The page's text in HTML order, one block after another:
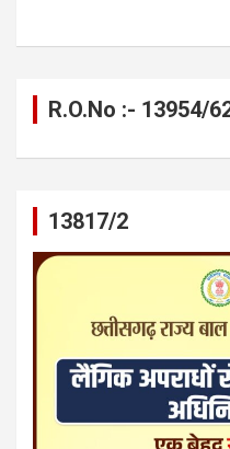
R.O.No :- 13954/
13817/2